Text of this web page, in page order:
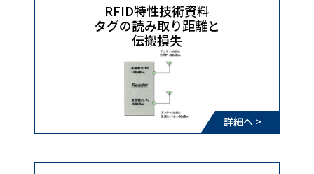
RFID特性技術資料
タグの読み取り距離と
​​​​​​​伝搬損失
詳細へ >